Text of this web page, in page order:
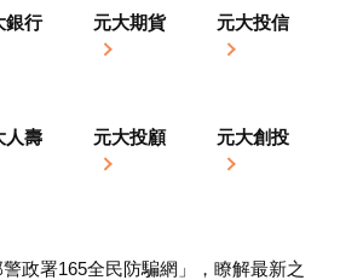
銀行 元大期貨 元大投信
人壽 元大投顧 元大創投
政署165全民防騙網」，瞭解最新之